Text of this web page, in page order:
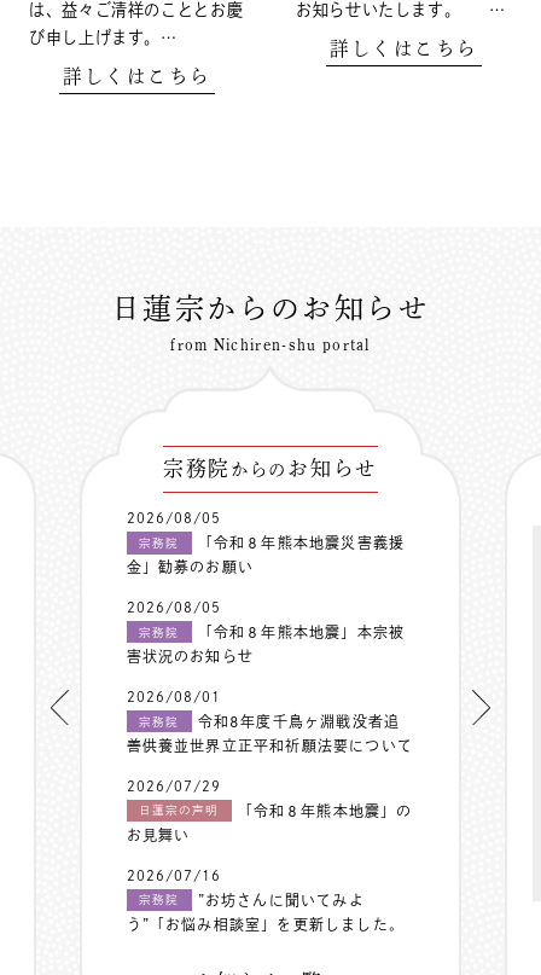
は、益々ご清祥のこととお慶
び申し上げます。…
詳しくはこちら
お知らせいたします。 …
詳しくはこちら
日蓮宗からのお知らせ
from Nichiren-shu portal
宗務院 からの お知らせ
2026/08/05
宗務院
「令和８年熊本地震災害義援
金」勧募のお願い
2026/08/05
宗務院
「令和８年熊本地震」本宗被
害状況のお知らせ
2026/08/01
宗務院
令和8年度千鳥ヶ淵戦没者追
善供養並世界立正平和祈願法要について
2026/07/29
日蓮宗の声明
「令和８年熊本地震」の
お見舞い
2026/07/16
宗務院
”お坊さんに聞いてみよ
う”「お悩み相談室」を更新しました。